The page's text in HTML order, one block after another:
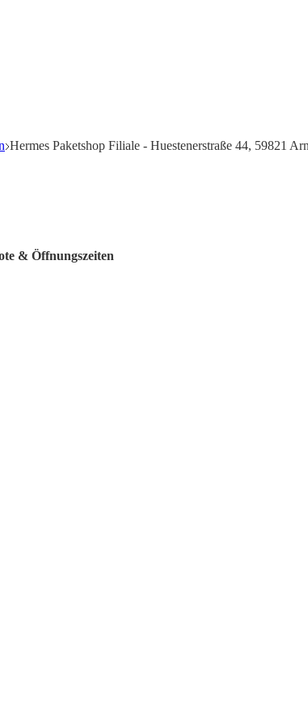
Hermes Paketshop Filiale - Huestenerstraße 44, 59821
& Öffnungszeiten